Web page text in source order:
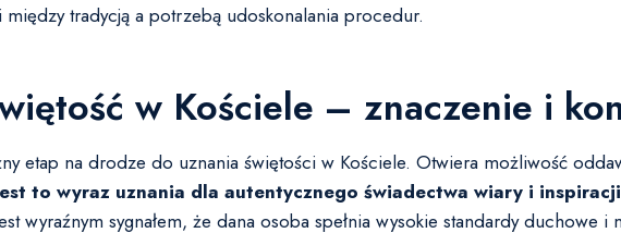
tradycją a potrzebą udoskonalania procedur.
w Kościele – znaczenie i
etap na drodze do uznania świętości w Kościele. Otwiera możliwość
to wyraz uznania dla autentycznego świadectwa wiary i
wyraźnym sygnałem, że dana osoba spełnia wysokie standardy